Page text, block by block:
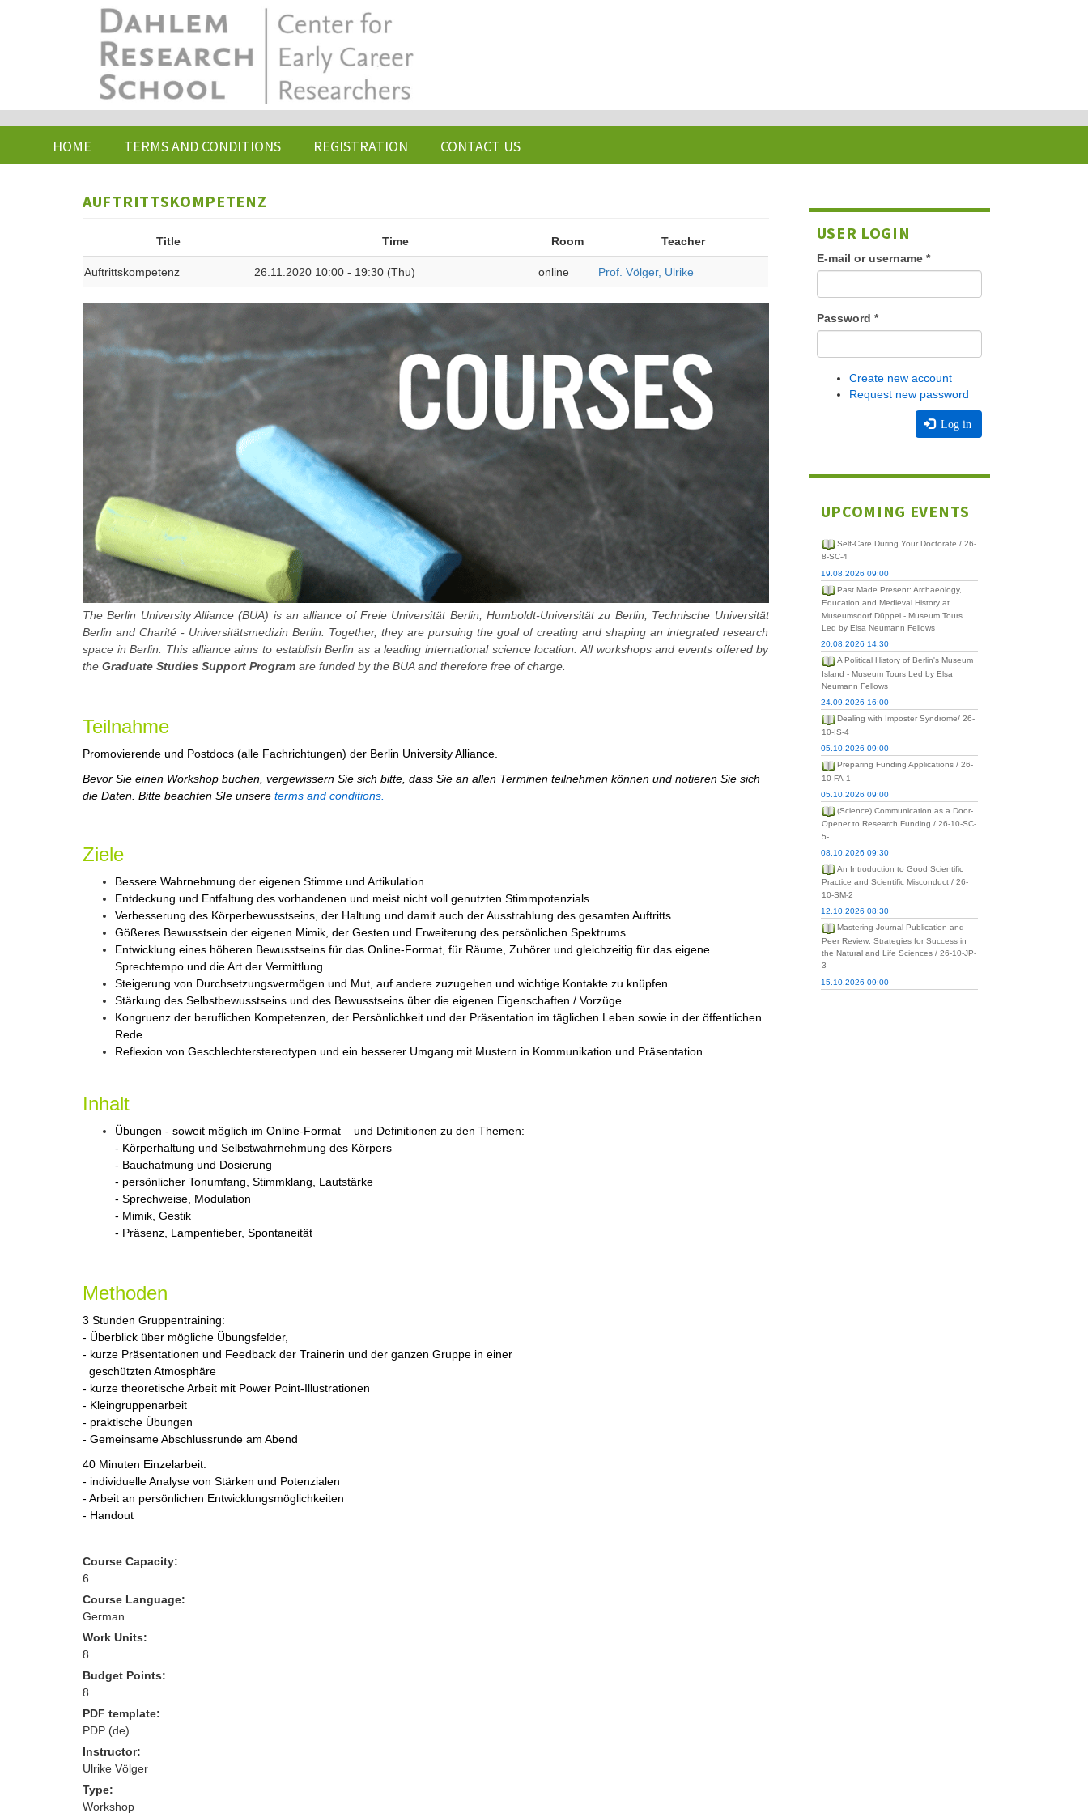
HOME TERMS AND CONDITIONS REGISTRATION CONTACT US
AUFTRITTSKOMPETENZ
Title Time Room Teacher
Auftrittskompetenz 26.11.2020 10:00 - 19:30 (Thu) online Prof. Völger, Ulrike
The Berlin University Alliance (BUA) is an alliance of Freie Universität Berlin, Humboldt-Universität zu Berlin, Technische Universität
Berlin and Charité - Universitätsmedizin Berlin. Together, they are pursuing the goal of creating and shaping an integrated research
space in Berlin. This alliance aims to establish Berlin as a leading international science location. All workshops and events offered by
the Graduate Studies Support Program are funded by the BUA and therefore free of charge.
Teilnahme
Promovierende und Postdocs (alle Fachrichtungen) der Berlin University Alliance.
Bevor Sie einen Workshop buchen, vergewissern Sie sich bitte, dass Sie an allen Terminen teilnehmen können und notieren Sie sich
die Daten. Bitte beachten SIe unsere terms and conditions.
Ziele
Bessere Wahrnehmung der eigenen Stimme und Artikulation
Entdeckung und Entfaltung des vorhandenen und meist nicht voll genutzten Stimmpotenzials
Verbesserung des Körperbewusstseins, der Haltung und damit auch der Ausstrahlung des gesamten Auftritts
Gößeres Bewusstsein der eigenen Mimik, der Gesten und Erweiterung des persönlichen Spektrums
Entwicklung eines höheren Bewusstseins für das Online-Format, für Räume, Zuhörer und gleichzeitig für das eigene
Sprechtempo und die Art der Vermittlung.
Steigerung von Durchsetzungsvermögen und Mut, auf andere zuzugehen und wichtige Kontakte zu knüpfen.
Stärkung des Selbstbewusstseins und des Bewusstseins über die eigenen Eigenschaften / Vorzüge
Kongruenz der beruflichen Kompetenzen, der Persönlichkeit und der Präsentation im täglichen Leben sowie in der öffentlichen
Rede
Reflexion von Geschlechterstereotypen und ein besserer Umgang mit Mustern in Kommunikation und Präsentation.
Inhalt
Übungen - soweit möglich im Online-Format – und Definitionen zu den Themen:
- Körperhaltung und Selbstwahrnehmung des Körpers
- Bauchatmung und Dosierung
- persönlicher Tonumfang, Stimmklang, Lautstärke
- Sprechweise, Modulation
- Mimik, Gestik
- Präsenz, Lampenfieber, Spontaneität
Methoden
3 Stunden Gruppentraining:
- Überblick über mögliche Übungsfelder,
- kurze Präsentationen und Feedback der Trainerin und der ganzen Gruppe in einer
geschützten Atmosphäre
- kurze theoretische Arbeit mit Power Point-Illustrationen
- Kleingruppenarbeit
- praktische Übungen
- Gemeinsame Abschlussrunde am Abend
40 Minuten Einzelarbeit:
- individuelle Analyse von Stärken und Potenzialen
- Arbeit an persönlichen Entwicklungsmöglichkeiten
- Handout
Course Capacity:
6
Course Language:
German
Work Units:
8
Budget Points:
8
PDF template:
PDP (de)
Instructor:
Ulrike Völger
Type:
Workshop
USER LOGIN
E-mail or username *
Password *
Create new account
Request new password
Log in
UPCOMING EVENTS
Self-Care During Your Doctorate / 26-
8-SC-4
19.08.2026 09:00
Past Made Present: Archaeology,
Education and Medieval History at
Museumsdorf Düppel - Museum Tours
Led by Elsa Neumann Fellows
20.08.2026 14:30
A Political History of Berlin's Museum
Island - Museum Tours Led by Elsa
Neumann Fellows
24.09.2026 16:00
Dealing with Imposter Syndrome/ 26-
10-IS-4
05.10.2026 09:00
Preparing Funding Applications / 26-
10-FA-1
05.10.2026 09:00
(Science) Communication as a Door-
Opener to Research Funding / 26-10-SC-
5-
08.10.2026 09:30
An Introduction to Good Scientific
Practice and Scientific Misconduct / 26-
10-SM-2
12.10.2026 08:30
Mastering Journal Publication and
Peer Review: Strategies for Success in
the Natural and Life Sciences / 26-10-JP-
3
15.10.2026 09:00